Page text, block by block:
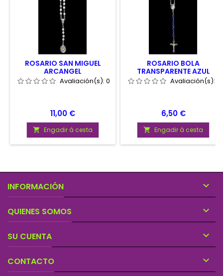
ROSARIO SAN MIGUEL
ARCANGEL
Avaliación(s): 0
Prezo
11,00 €
 Engadir á cesta
ROSARIO BOLA
TRANSPARENTE AZUL
Avaliación(s):
Prezo
6,50 €
 Engadir á cesta
INFORMACIÓN 
QUIENES SOMOS 
SU CUENTA 
CONTACTO 